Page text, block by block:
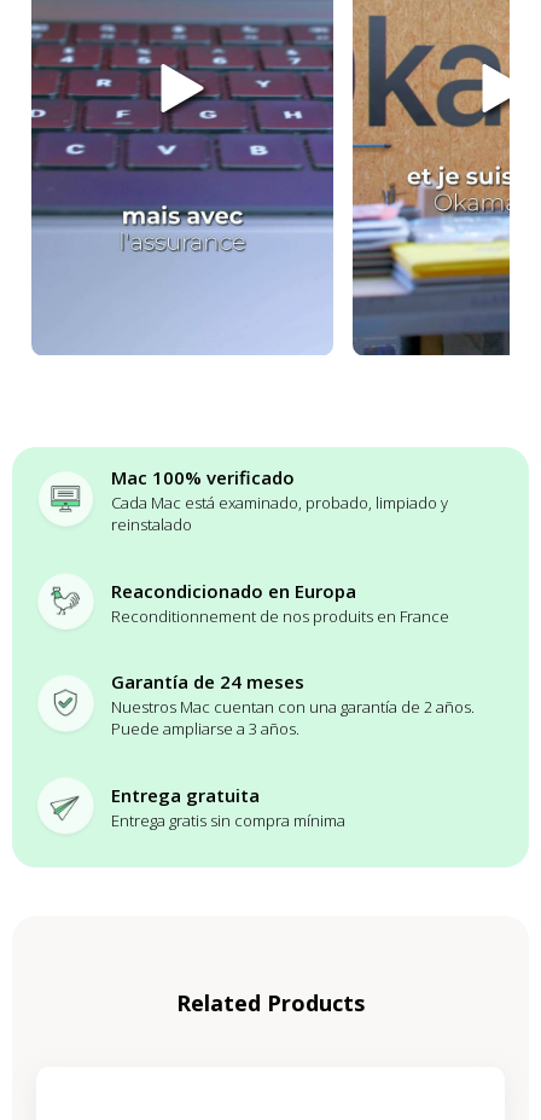
Mac 100% verificado
Cada Mac está examinado, probado, limpiado y
reinstalado
Reacondicionado en Europa
Reconditionnement de nos produits en France
Garantía de 24 meses
Nuestros Mac cuentan con una garantía de 2 años.
Puede ampliarse a 3 años.
Entrega gratuita
Entrega gratis sin compra mínima
Related Products